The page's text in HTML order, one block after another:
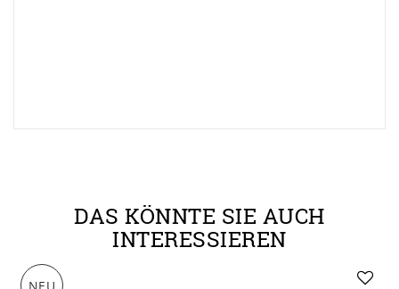
DAS KÖNNTE SIE AUCH
INTERESSIEREN